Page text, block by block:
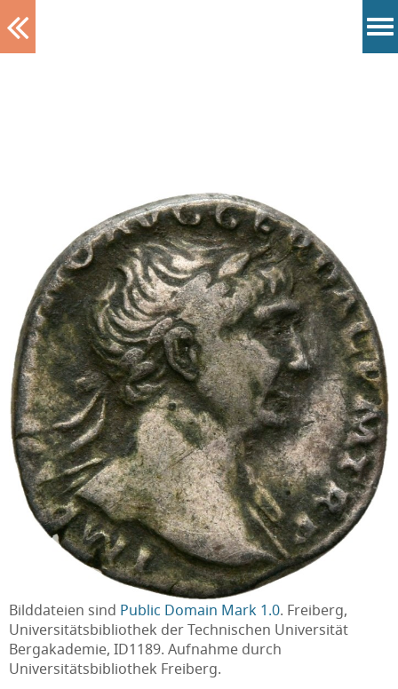
Bilddateien sind Public Domain Mark 1.0. Freiberg,
Universitätsbibliothek der Technischen Universität
Bergakademie, ID1189. Aufnahme durch
Universitätsbibliothek Freiberg.